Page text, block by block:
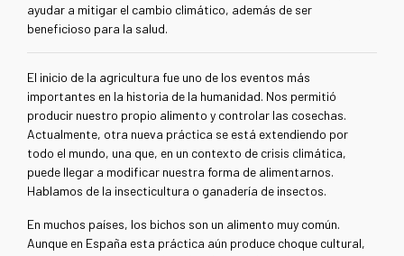
ayudar a mitigar el cambio climático, además de ser
beneficioso para la salud.
El inicio de la agricultura fue uno de los eventos más
importantes en la historia de la humanidad. Nos permitió
producir nuestro propio alimento y controlar las cosechas.
Actualmente, otra nueva práctica se está extendiendo por
todo el mundo, una que, en un contexto de crisis climática,
puede llegar a modificar nuestra forma de alimentarnos.
Hablamos de la insecticultura o ganadería de insectos.
En muchos países, los bichos son un alimento muy común.
Aunque en España esta práctica aún produce choque cultural,